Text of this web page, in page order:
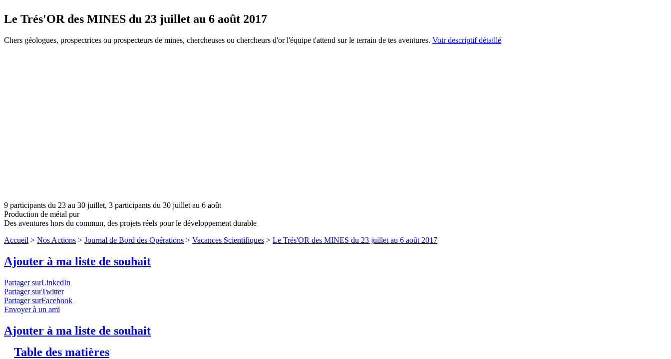
Le Trés'OR des MINES du 23 juillet au 6 août 2017
Chers géologues, prospectrices ou prospecteurs de mines, chercheuses ou chercheurs d'or l'équipe t'attend sur le terrain de tes aventures. Voir descriptif détaillé
9 participants du 23 au 30 juillet, 3 participants du 30 juillet au 6 août
Production de métal pur
Des aventures hors du commun, des projets réels pour le développement durable
Accueil > Nos Actions > Journal de Bord des Opérations > Vacances Scientifiques > Le Trés'OR des MINES du 23 juillet au 6 août 2017
Ajouter à ma liste de souhait
Partager surLinkedIn
Partager surTwitter
Partager surFacebook
Envoyer à un ami
Ajouter à ma liste de souhait
Table des matières